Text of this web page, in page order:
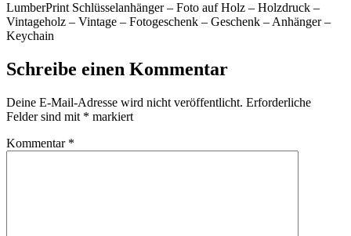
LumberPrint Schlüsselanhänger – Foto auf Holz – Holzdruck –
Vintageholz – Vintage – Fotogeschenk – Geschenk – Anhänger –
Keychain
Schreibe einen Kommentar
Deine E-Mail-Adresse wird nicht veröffentlicht. Erforderliche
Felder sind mit * markiert
Kommentar *